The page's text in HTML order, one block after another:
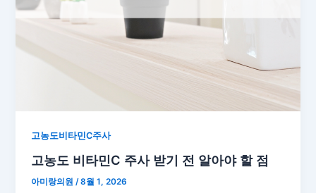
고농도비타민C주사
고농도 비타민C 주사 받기 전 알아야 할 점
아미랑의원 /8월 1, 2026